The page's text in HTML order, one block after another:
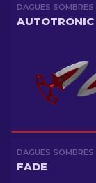
DAGUES SOMBRES
AUTOTRONIC
DAGUES SOMBRES
FADE